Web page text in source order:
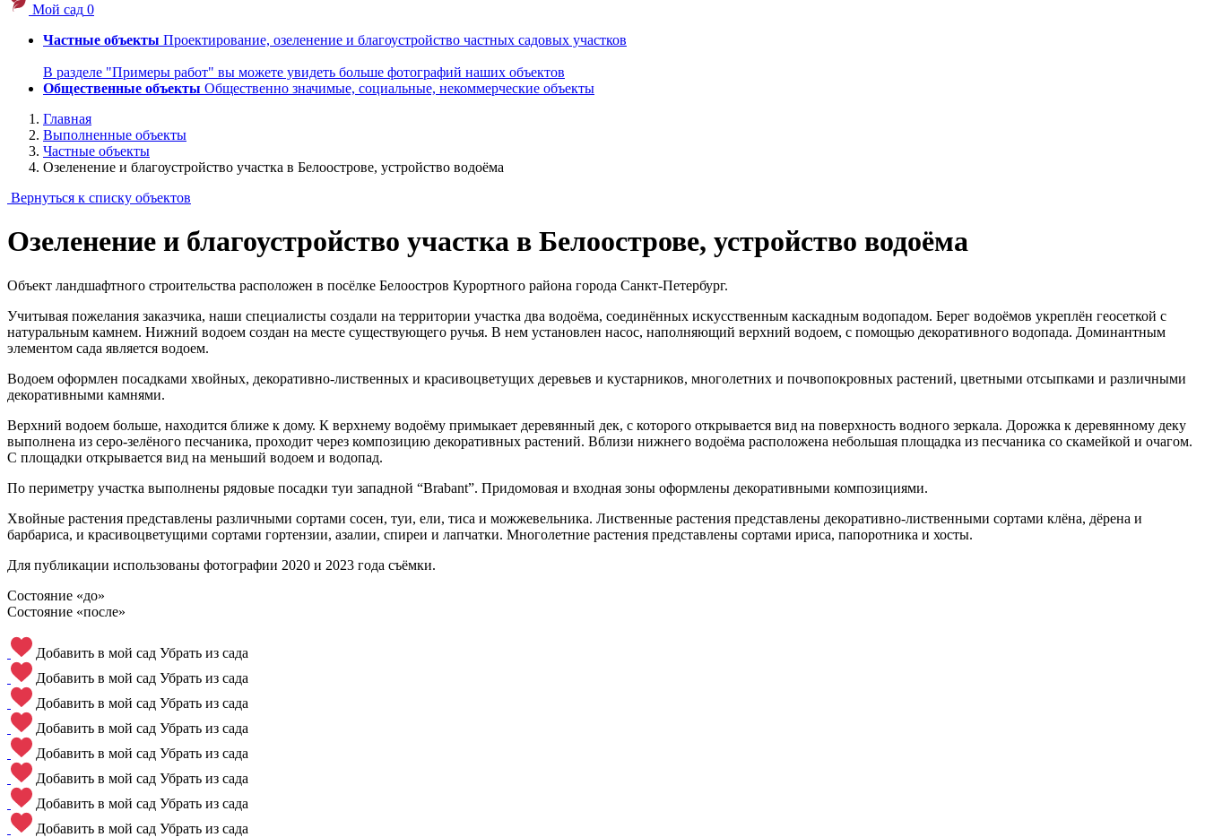
Мой сад 0
Частные объекты Проектирование, озеленение и благоустройство частных садовых участков
В разделе "Примеры работ" вы можете увидеть больше фотографий наших объектов
Общественные объекты Общественно значимые, социальные, некоммерческие объекты
Главная
Выполненные объекты
Частные объекты
Озеленение и благоустройство участка в Белоострове, устройство водоёма
Вернуться к списку объектов
Озеленение и благоустройство участка в Белоострове, устройство водоёма
Объект ландшафтного строительства расположен в посёлке Белоостров Курортного района города Санкт-Петербург.
Учитывая пожелания заказчика, наши специалисты создали на территории участка два водоёма, соединённых искусственным каскадным водопадом. Берег водоёмов укреплён геосеткой с
натуральным камнем. Нижний водоем создан на месте существующего ручья. В нем установлен насос, наполняющий верхний водоем, с помощью декоративного водопада. Доминантным
элементом сада является водоем.
Водоем оформлен посадками хвойных, декоративно-лиственных и красивоцветущих деревьев и кустарников, многолетних и почвопокровных растений, цветными отсыпками и различными
декоративными камнями.
Верхний водоем больше, находится ближе к дому. К верхнему водоёму примыкает деревянный дек, с которого открывается вид на поверхность водного зеркала. Дорожка к деревянному деку
выполнена из серо-зелёного песчаника, проходит через композицию декоративных растений. Вблизи нижнего водоёма расположена небольшая площадка из песчаника со скамейкой и очагом.
С площадки открывается вид на меньший водоем и водопад.
По периметру участка выполнены рядовые посадки туи западной “Brabant”. Придомовая и входная зоны оформлены декоративными композициями.
Хвойные растения представлены различными сортами сосен, туи, ели, тиса и можжевельника. Лиственные растения представлены декоративно-лиственными сортами клёна, дёрена и
барбариса, и красивоцветущими сортами гортензии, азалии, спиреи и лапчатки. Многолетние растения представлены сортами ириса, папоротника и хосты.
Для публикации использованы фотографии 2020 и 2023 года съёмки.
Состояние «до»
Состояние «после»
Добавить в мой сад Убрать из сада
Добавить в мой сад Убрать из сада
Добавить в мой сад Убрать из сада
Добавить в мой сад Убрать из сада
Добавить в мой сад Убрать из сада
Добавить в мой сад Убрать из сада
Добавить в мой сад Убрать из сада
Добавить в мой сад Убрать из сада